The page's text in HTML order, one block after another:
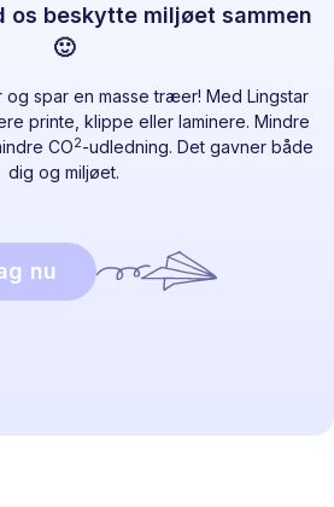
os beskytte miljøet sammen
🙂
spar en masse træer! Med Lingstar
printe, klippe eller laminere. Mindre
CO2-udledning. Det gavner både
dig og miljøet.
nu